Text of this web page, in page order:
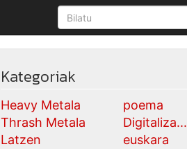
Kategoriak
Heavy Metala
Thrash Metala
Latzen
poema
Digitaliza...
euskara